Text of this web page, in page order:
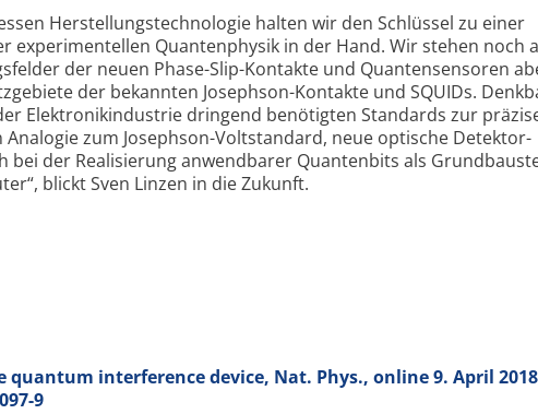
Herstellungs­technologie halten wir den Schlüssel zu einer
experimentellen Quanten­physik in der Hand. Wir stehen noch
der neuen Phase-Slip-Kontakte und Quanten­sensoren
der bekannten Josephson-Kontakte und SQUIDs.
Elektronik­industrie dringend benötigten Standards zur
Analogie zum Josephson-Volt­standard, neue optische Detektor­
bei der Realisierung anwend­barer Quanten­bits als
blickt Sven Linzen in die Zukunft.
quantum interference device, Nat. Phys., online 9. April
9